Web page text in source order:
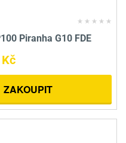
Piranha G10 FDE
ZAKOUPIT